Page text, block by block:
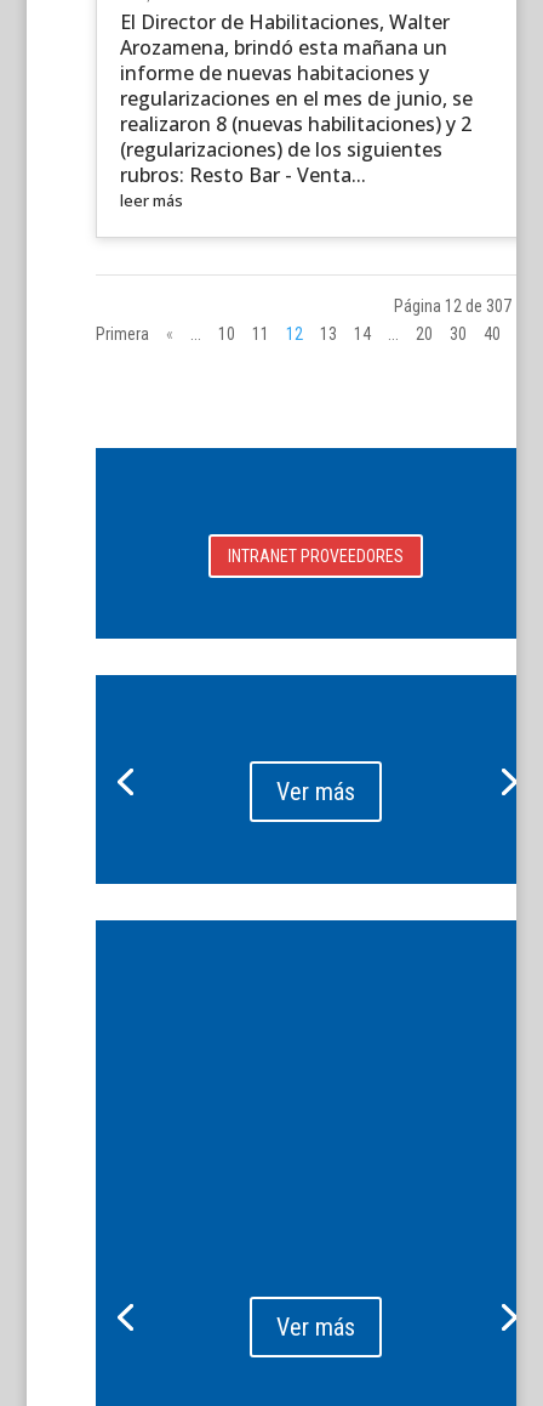
El Director de Habilitaciones, Walter
Arozamena, brindó esta mañana un
informe de nuevas habitaciones y
regularizaciones en el mes de junio, se
realizaron 8 (nuevas habilitaciones) y 2
(regularizaciones) de los siguientes
rubros: Resto Bar - Venta...
leer más
Página 12 de 307
Primera
« ... 10 11 12 13 14 ... 20 30 40
INTRANET PROVEEDORES
Ver más
Ver más